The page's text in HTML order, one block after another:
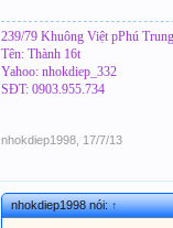
239/79 Khuông Việt pPhú
Tên: Thành 16t
Yahoo: nhokdiep_332
SĐT: 0903.955.734
nhokdiep1998 17/7/13
nhokdiep1998 nói:↑